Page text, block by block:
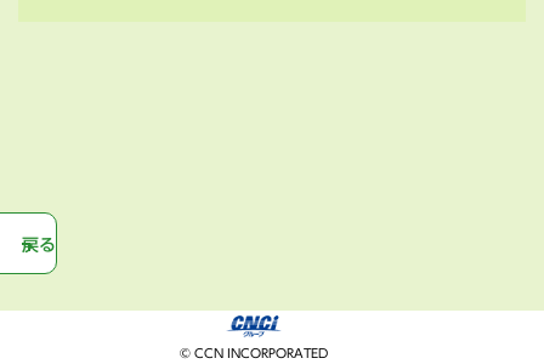
戻る
© CCN INCORPORATED